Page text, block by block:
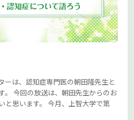
ーは、認知症専門医の朝田隆先生と
。 今回の放送は、朝田先生からのお
と思います。 今月、上智大学で第